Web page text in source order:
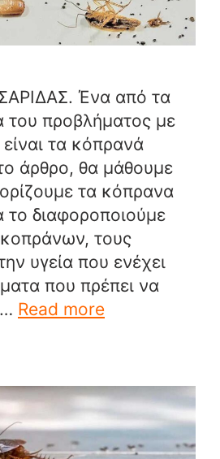
Ένα από τα
του προβλήματος με
είναι τα κόπρανά
άρθρο, θα μάθουμε
τα κόπρανα
το διαφοροποιούμε
τους
υγεία που ενέχει
που πρέπει να
Read more